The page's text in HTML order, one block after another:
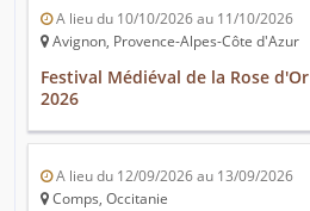
A lieu du 10/10/2026 au 11/10/2026
Avignon, Provence-Alpes-Côte d'Azur
Festival Médiéval de la Rose d'Or
2026
A lieu du 12/09/2026 au 13/09/2026
Comps, Occitanie